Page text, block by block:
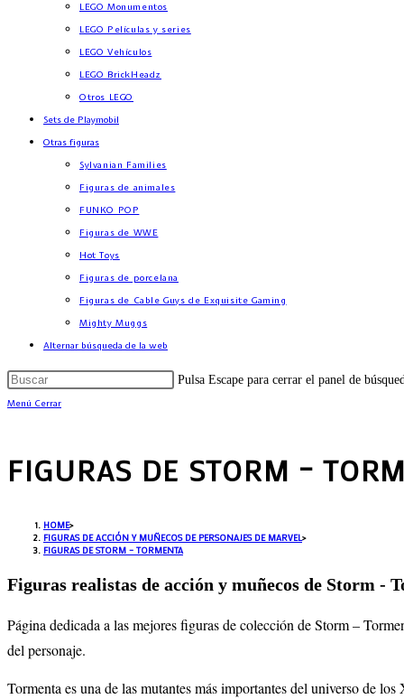
LEGO Monumentos
LEGO Películas y series
LEGO Vehículos
LEGO BrickHeadz
Otros LEGO
Sets de Playmobil
Otras figuras
Sylvanian Families
Figuras de animales
FUNKO POP
Figuras de WWE
Hot Toys
Figuras de porcelana
Figuras de Cable Guys de Exquisite Gaming
Mighty Muggs
Alternar búsqueda de la web
Pulsa Escape para cerrar el panel de
Menú Cerrar
FIGURAS DE STORM –
HOME>
FIGURAS DE ACCIÓN Y MUÑECOS DE PERSONAJES DE MARVEL>
FIGURAS DE STORM – TORMENTA
Figuras realistas de acción y muñecos de Storm -
Página dedicada a las mejores figuras de colección de Storm –
del personaje.
Tormenta es una de las mutantes más importantes del universo de